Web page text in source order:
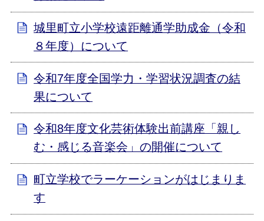
城里町立小学校遠距離通学助成金（令和
８年度）について
令和7年度全国学力・学習状況調査の結
果について
令和8年度文化芸術体験出前講座「親し
む・感じる音楽会」の開催について
町立学校でラーケーションがはじまりま
す